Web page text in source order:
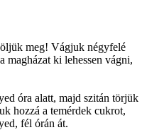
meg! Vágjuk négyfelé
magházat ki lehessen vágni,
óra alatt, majd szitán törjük
hozzá a temérdek cukrot,
fél órán át.